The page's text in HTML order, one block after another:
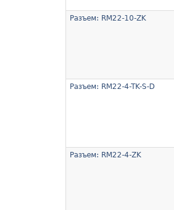
Разъем: RM22-10-ZK
Разъем: RM22-4-TK-S-D
Разъем: RM22-4-ZK